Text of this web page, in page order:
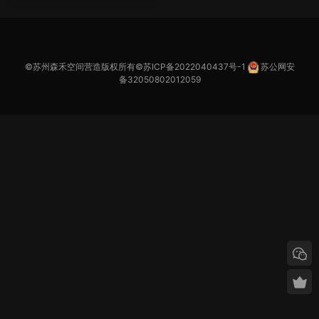
©苏州森禾空间营造版权所有©苏ICP备2022040437号-1
苏公网安
备32050802012059